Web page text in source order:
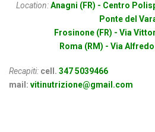
Location: Anagni (FR) - Centro
Ponte del
Frosinone (FR) - Via
Roma (RM) - Via
Recapiti: cell. 347 5039466
mail: vitinutrizione@gmail.com